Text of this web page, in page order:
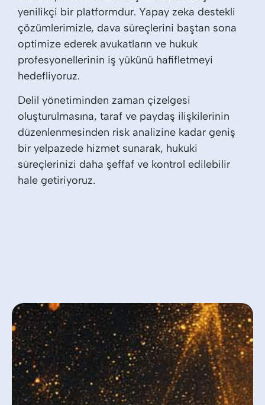
yenilikçi bir platformdur. Yapay zeka destekli
çözümlerimizle, dava süreçlerini baştan sona
optimize ederek avukatların ve hukuk
profesyonellerinin iş yükünü hafifletmeyi
hedefliyoruz.
Delil yönetiminden zaman çizelgesi
oluşturulmasına, taraf ve paydaş ilişkilerinin
düzenlenmesinden risk analizine kadar geniş
bir yelpazede hizmet sunarak, hukuki
süreçlerinizi daha şeffaf ve kontrol edilebilir
hale getiriyoruz.